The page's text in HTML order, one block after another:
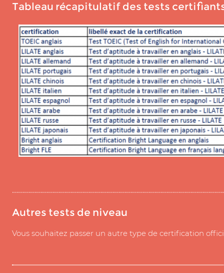
Tableau récapitulatif des tests
Autres tests de niveau
Vous souhaitez passer un autre type de certification